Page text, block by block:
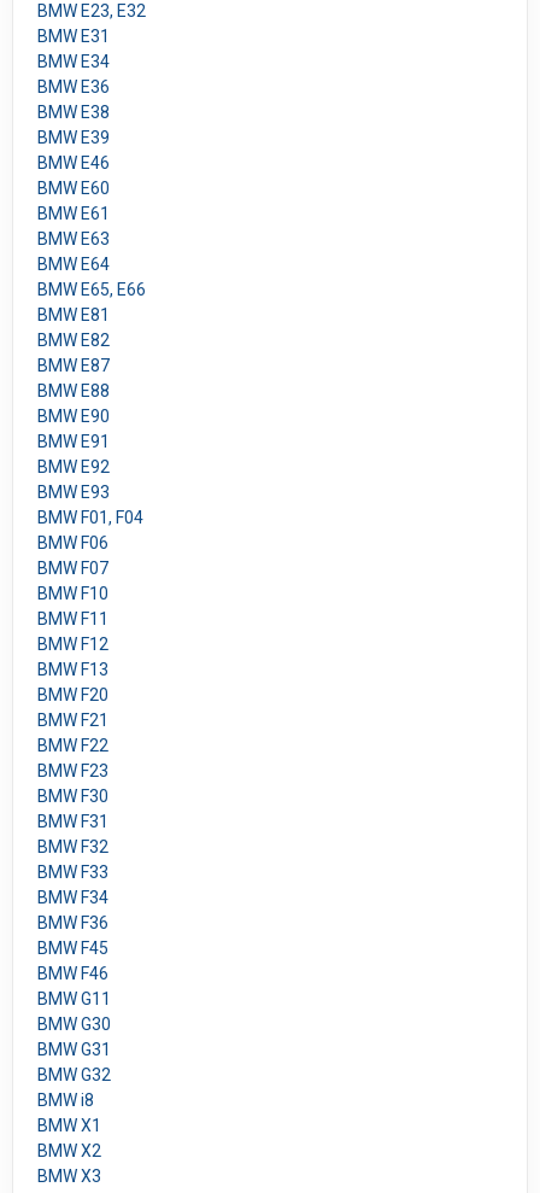
BMW E23, E32
BMW E31
BMW E34
BMW E36
BMW E38
BMW E39
BMW E46
BMW E60
BMW E61
BMW E63
BMW E64
BMW E65, E66
BMW E81
BMW E82
BMW E87
BMW E88
BMW E90
BMW E91
BMW E92
BMW E93
BMW F01, F04
BMW F06
BMW F07
BMW F10
BMW F11
BMW F12
BMW F13
BMW F20
BMW F21
BMW F22
BMW F23
BMW F30
BMW F31
BMW F32
BMW F33
BMW F34
BMW F36
BMW F45
BMW F46
BMW G11
BMW G30
BMW G31
BMW G32
BMW i8
BMW X1
BMW X2
BMW X3